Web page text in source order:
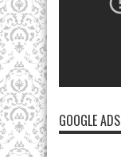
GOOGLE ADS